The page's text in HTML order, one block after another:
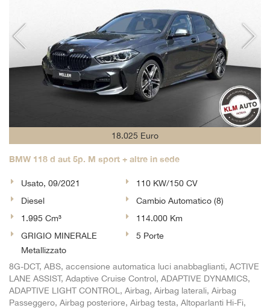
18.025 Euro
BMW 118 d aut 5p. M sport + altre in sede
Usato, 09/2021
110 KW/150 CV
Diesel
Cambio Automatico (8)
1.995 Cm³
114.000 Km
GRIGIO MINERALE
Metallizzato
5 Porte
8G-DCT, ABS, accensione automatica luci anabbaglianti, ACTIVE
LANE ASSIST, Adaptive Cruise Control, ADAPTIVE DYNAMICS,
ADAPTIVE LIGHT CONTROL, Airbag, Airbag laterali, Airbag
Passeggero, Airbag posteriore, Airbag testa, Altoparlanti Hi-Fi,